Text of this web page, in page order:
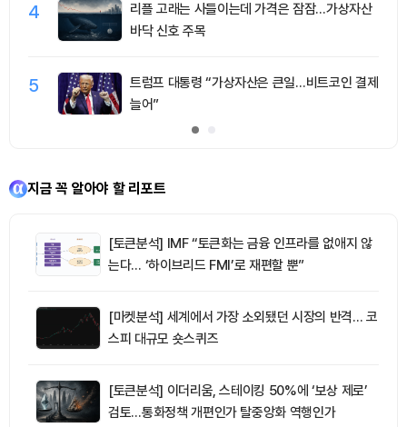
4
리플 고래는 사들이는데 가격은 잠잠…가상자산
바닥 신호 주목
5
트럼프 대통령 “가상자산은 큰일…비트코인 결제
늘어”
지금 꼭 알아야 할 리포트
[토큰분석] IMF “토큰화는 금융 인프라를 없애지 않
는다… ‘하이브리드 FMI’로 재편할 뿐”
[마켓분석] 세계에서 가장 소외됐던 시장의 반격… 코
스피 대규모 숏스퀴즈
[토큰분석] 이더리움, 스테이킹 50%에 ‘보상 제로’
검토…통화정책 개편인가 탈중앙화 역행인가